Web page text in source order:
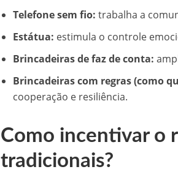
Telefone sem fio: trabalha a
Estátua: estimula o controle
Brincadeiras de faz de conta:
Brincadeiras com regras (como
cooperação e resiliência.
Como incentivar o
tradicionais?